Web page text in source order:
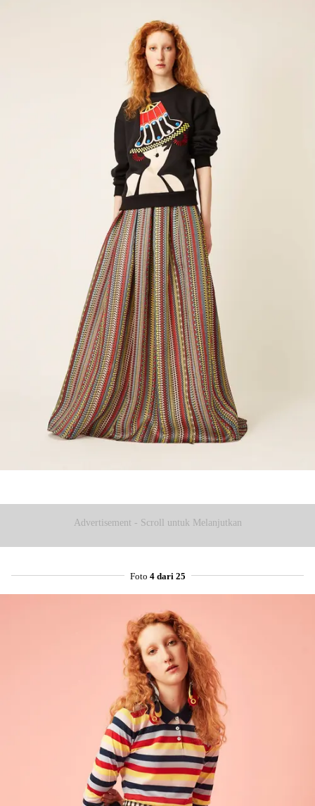
Advertisement - Scroll untuk Melanjutkan
Foto 4 dari 25